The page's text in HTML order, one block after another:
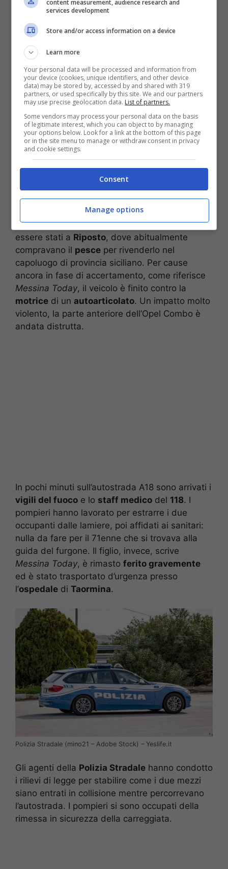
trovata morta dal marito
Investito e ucciso da un taxi mentre
divano di casa: il corpo scoperto dal
compagno
dell’incidente verificatosi intorno alle 4:30 di
questa mattina, giovedì 13 aprile,
sull’autostrada A18 all’altezza dell’uscita di
Giardini Naxos, comune in provincia di
Ieni si trovava a bordo di un furgone, un
Combosu cui viaggiava anche il figlio, dopo
essere stati a Riposto, dove abitualmente
compravano il pesce per rivenderlo nel
capoluogo di provincia siciliano. Per cause
ancora in fase di accertamento, come riferisce
Messina Today, il veicolo è finito contro la
motrice di un autoarticolato. Un impatto molto
violento, la parte anteriore dell’Opel Combo è
andata distrutta.
In pochi minuti sull’autostrada A18 sono arrivati i
vigili del fuoco e lo staff medico del 118. I
pompieri hanno lavorato per estrarre i due
occupanti dalle lamiere, poi affidati ai sanitari:
nulla da fare per il 71enne che si trovava alla
guida del furgone. Il figlio, invece, scrive
Messina Today, è rimasto ferito gravemente
ed è stato trasportato d’urgenza presso
l’ospedale di Taormina.
Polizia Stradale (mino21 – Adobe Stock) – Yeslife.it
Gli agenti della Polizia Stradale hanno condotto
i rilievi di legge per stabilire come i due mezzi
siano entrati in collisione mentre percorrevano
l’autostrada. I pompieri si sono occupati della
rimessa in sicurezza della carreggiata.
content measurement, audience research and
services development
Store and/or access information on a device
Learn more
Your personal data will be processed and information from
your device (cookies, unique identifiers, and other device
data) may be stored by, accessed by and shared with 319
partners, or used specifically by this site. We and our partners
may use precise geolocation data. List of partners.
Some vendors may process your personal data on the basis
of legitimate interest, which you can object to by managing
your options below. Look for a link at the bottom of this page
or in the site menu to manage or withdraw consent in privacy
and cookie settings.
Consent
Manage options